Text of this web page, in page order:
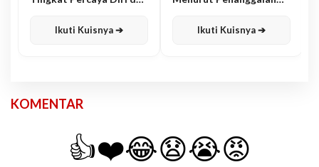
Ikuti Kuisnya ➔ Ikuti Kuisnya ➔
KOMENTAR
👍❤️😂😧😭😡